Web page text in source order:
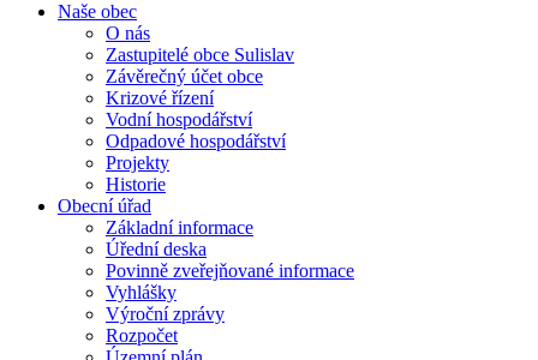
Naše obec
O nás
Zastupitelé obce Sulislav
Závěrečný účet obce
Krizové řízení
Vodní hospodářství
Odpadové hospodářství
Projekty
Historie
Obecní úřad
Základní informace
Úřední deska
Povinně zveřejňované informace
Vyhlášky
Výroční zprávy
Rozpočet